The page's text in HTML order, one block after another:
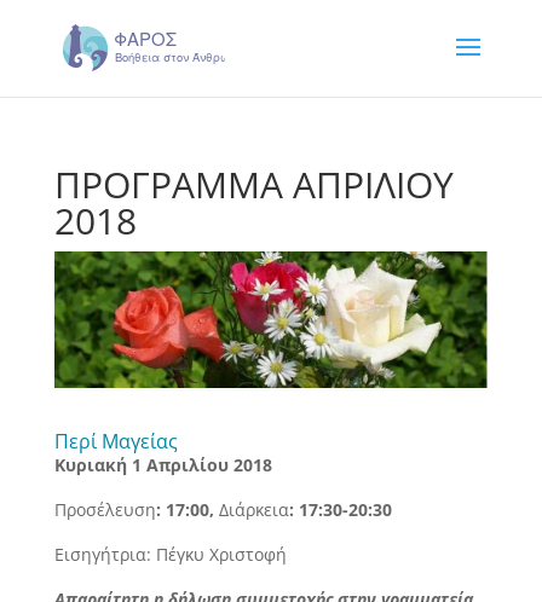
ΠΡΟΓΡΑΜΜΑ ΑΠΡΙΛΙΟΥ
2018
Περί Μαγείας
Κυριακή 1 Απριλίου 2018
Προσέλευση: 17:00, Διάρκεια: 17:30-20:30
Εισηγήτρια: Πέγκυ Χριστοφή